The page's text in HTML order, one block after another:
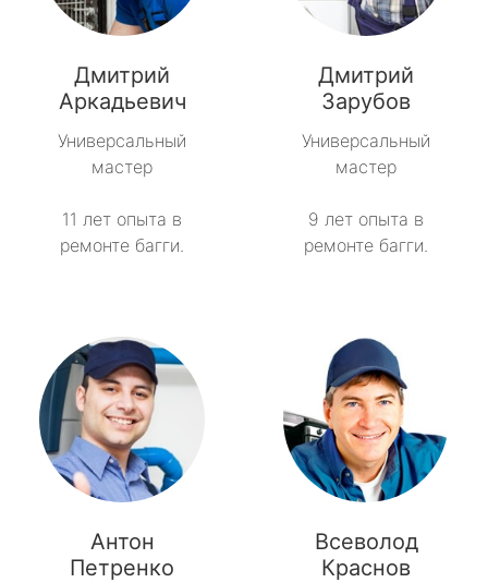
Дмитрий
Аркадьевич
Универсальный
мастер
11 лет опыта в
ремонте багги.
Дмитрий
Зарубов
Универсальный
мастер
9 лет опыта в
ремонте багги.
Антон
Петренко
Всеволод
Краснов